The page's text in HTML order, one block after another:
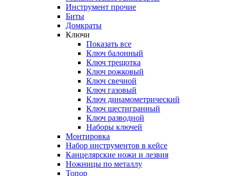
Инструмент прочиe
Биты
Домкраты
Ключи
Показать все
Ключ балонный
Ключ трещотка
Ключ рожковый
Ключ свечной
Ключ газовый
Ключ динамометрический
Ключ шестигранный
Ключ разводной
Наборы ключей
Монтировка
Набор инструментов в кейсе
Канцелярские ножи и лезвия
Ножницы по металлу
Топор